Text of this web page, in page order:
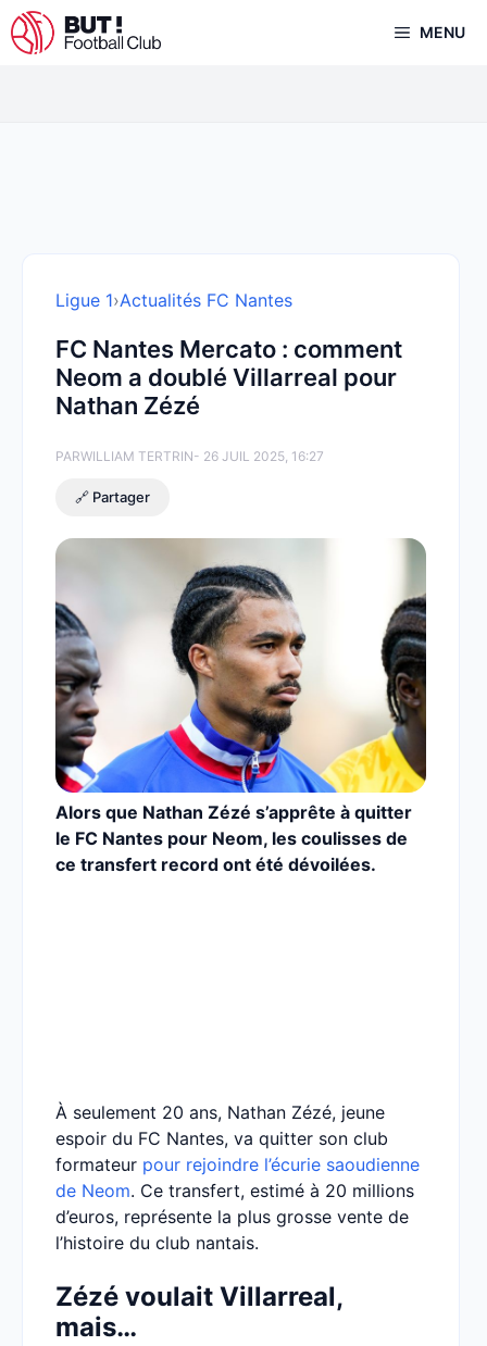
Aller
au
MENU
Ligue 1›Actualités FC Nantes
FC Nantes Mercato : comment
Neom a doublé Villarreal pour
Nathan Zézé
PARWILLIAM TERTRIN- 26 JUIL 2025, 16:27
🔗 Partager
Alors que Nathan Zézé s’apprête à quitter
le FC Nantes pour Neom, les coulisses de
ce transfert record ont été dévoilées.
À seulement 20 ans, Nathan Zézé, jeune
espoir du FC Nantes, va quitter son club
formateur pour rejoindre l’écurie saoudienne
de Neom. Ce transfert, estimé à 20 millions
d’euros, représente la plus grosse vente de
l’histoire du club nantais.
Zézé voulait Villarreal,
mais…